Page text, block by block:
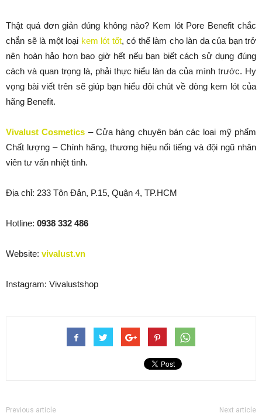
Thật quá đơn giản đúng không nào? Kem lót Pore Benefit chắc
chắn sẽ là một loại kem lót tốt, có thể làm cho làn da của bạn trở
nên hoàn hảo hơn bao giờ hết nếu bạn biết cách sử dụng đúng
cách và quan trọng là, phải thực hiểu làn da của mình trước. Hy
vọng bài viết trên sẽ giúp bạn hiểu đôi chút về dòng kem lót của
hãng Benefit.
Vivalust Cosmetics – Cửa hàng chuyên bán các loại mỹ phẩm
Chất lượng – Chính hãng, thương hiệu nổi tiếng và đội ngũ nhân
viên tư vấn nhiệt tình.
Địa chỉ: 233 Tôn Đản, P.15, Quận 4, TP.HCM
Hotline: 0938 332 486
Website: vivalust.vn
Instagram: Vivalustshop
Previous article Next article